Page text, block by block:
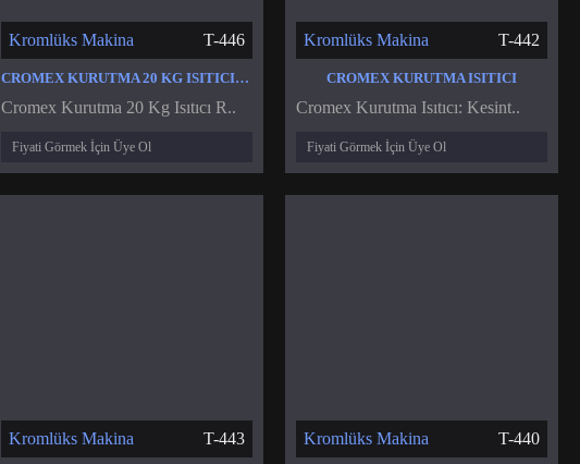
Kromlüks Makina T-446
CROMEX KURUTMA 20 KG ISITICI REZISTANS
Cromex Kurutma 20 Kg Isıtıcı R..
Fiyati Görmek İçin Üye Ol
Kromlüks Makina T-442
CROMEX KURUTMA ISITICI
Cromex Kurutma Isıtıcı: Kesint..
Fiyati Görmek İçin Üye Ol
Kromlüks Makina T-443 Kromlüks Makina T-440